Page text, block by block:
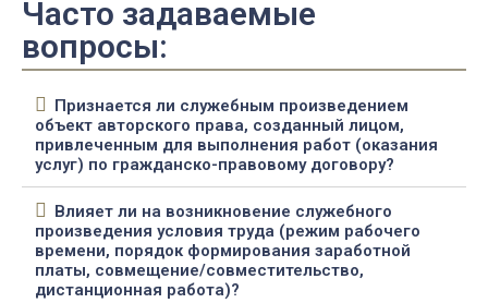
Часто задаваемые
вопросы:
Признается ли служебным произведением
объект авторского права, созданный лицом,
привлеченным для выполнения работ (оказания
услуг) по гражданско-правовому договору?
Влияет ли на возникновение служебного
произведения условия труда (режим рабочего
времени, порядок формирования заработной
платы, совмещение/совместительство,
дистанционная работа)?